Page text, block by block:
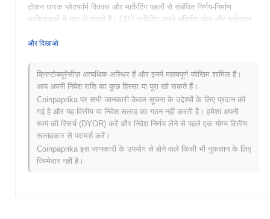
टोकन धारक प्लेटफॉर्म विकास और मार्केटिंग पहलों से संबंधित निर्णय-निर्माण
प्रक्रियाओं में भाग ले सकते हैं। CR7 मार्केटिंग अपने अद्वितीय खेल और मनोरंजन
विज्ञापन अभियानों में पारदर्शिता और दक्षता को बढ़ाना है। यह स्थिति इसे पारंपरिक
यह डिजिटल मार्केटिंग के विकसित परिदृश्य में एक महत्वपूर्ण खिलाड़ी बन जाता है।
CR7 मार्केटिंग की शुरुआत कब और कैसे हुई?
CR7 मार्केटिंग की शुरुआत मार्च 2022 में हुई जब संस्थापक टीम ने अपने श्वेत पत्र
को जारी किया, जिसमें प्रोजेक्ट का दृष्टिकोण और उद्देश्य स्पष्ट किए गए। प्रोजेक्ट ने
जून 2022 में अपना टेस्टनेट लॉन्च किया, जिससे डेवलपर्स और प्रारंभिक
उपयोगकर्ताओं को इसकी विशेषताओं और कार्यक्षमताओं का पता लगाने का अवसर
मिला। सफल परीक्षण के बाद, मुख्यनेट को सितंबर 2022 में लॉन्च किया गया, जो
इसकी प्रारंभिक सार्वजनिक उपलब्धता को चिह्नित करता है और उपयोगकर्ताओं को
और दिखाओ
क्रिप्टोक्यूरेंसीज़ अत्यधिक अस्थिर हैं और इनमें महत्वपूर्ण जोखिम शामिल हैं।
आप अपनी निवेश राशि का कुछ हिस्सा या पूरा खो सकते हैं।
Coinpaprika पर सभी जानकारी केवल सूचना के उद्देश्यों के लिए प्रदान की
गई है और यह वित्तीय या निवेश सलाह का गठन नहीं करती है। हमेशा अपनी
स्वयं की रिसर्च (DYOR) करें और निवेश निर्णय लेने से पहले एक योग्य वित्तीय
सलाहकार से परामर्श करें।
Coinpaprika इस जानकारी के उपयोग से होने वाले किसी भी नुकसान के लिए
जिम्मेदार नहीं है।